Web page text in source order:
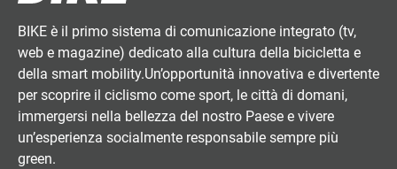
BIKE è il primo sistema di comunicazione integrato (tv,
web e magazine) dedicato alla cultura della bicicletta e
della smart mobility.Un’opportunità innovativa e divertente
per scoprire il ciclismo come sport, le città di domani,
immergersi nella bellezza del nostro Paese e vivere
un’esperienza socialmente responsabile sempre più
green.